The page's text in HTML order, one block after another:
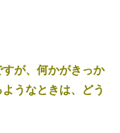
が、何かがきっか
うなときは、どう